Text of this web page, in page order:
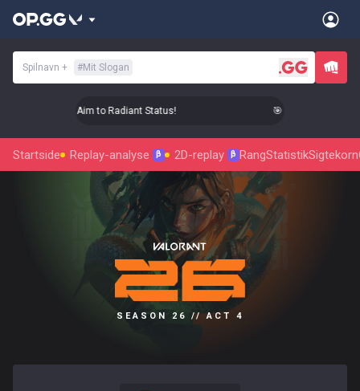
Spilnavn + #Mit Slogan
Level Up Your Aim to Radiant Status! 🎯 Level Up Your
Startside Replay-analyse β 2D-replay β RangStatistikSigtekorn
SEASON 26 // ACT 4